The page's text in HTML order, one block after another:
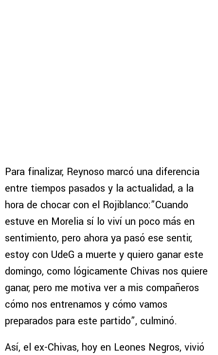
Para finalizar, Reynoso marcó una diferencia
entre tiempos pasados y la actualidad, a la
hora de chocar con el Rojiblanco:”Cuando
estuve en Morelia sí lo viví un poco más en
sentimiento, pero ahora ya pasó ese sentir,
estoy con UdeG a muerte y quiero ganar este
domingo, como lógicamente Chivas nos quiere
ganar, pero me motiva ver a mis compañeros
cómo nos entrenamos y cómo vamos
preparados para este partido”, culminó.
Así, el ex-Chivas, hoy en Leones Negros, vivió